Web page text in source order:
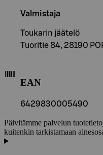
Valmistaja
Toukarin jäätelö
Tuoritie 84, 28190
EAN
6429830005490
Päivitämme palvelun
kuitenkin tarkistamaan